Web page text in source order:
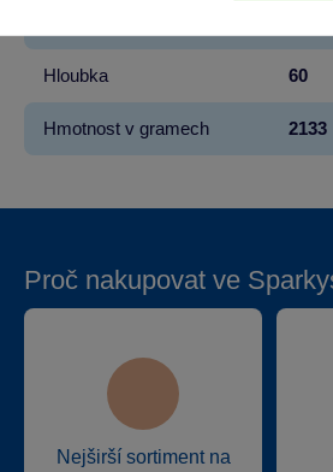
Hloubka 60
Hmotnost v gramech 2133
Proč nakupovat ve
Nejširší sortiment na